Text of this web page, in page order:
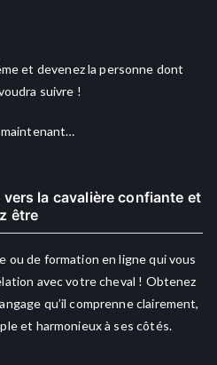
et devenez la personne dont
suivre !
la cavalière confiante et
être
ou de formation en ligne qui vous
avec votre cheval ! Obtenez
qu’il comprenne clairement,
et harmonieux à ses côtés.